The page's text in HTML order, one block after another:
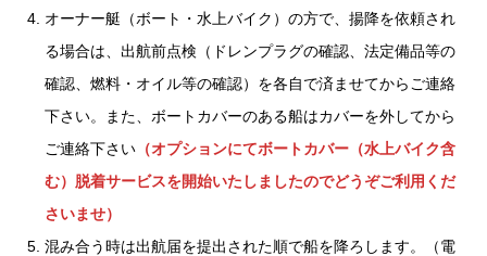
オーナー艇（ボート・水上バイク）の方で、揚降を依頼され
る場合は、出航前点検（ドレンプラグの確認、法定備品等の
確認、燃料・オイル等の確認）を各自で済ませてからご連絡
下さい。また、ボートカバーのある船はカバーを外してから
ご連絡下さい （オプションにてボートカバー（水上バイク含
む）脱着サービスを開始いたしましたのでどうぞご利用くだ
さいませ）
混み合う時は出航届を提出された順で船を降ろします。（電